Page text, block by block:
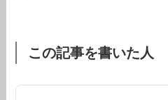
この記事を書いた人